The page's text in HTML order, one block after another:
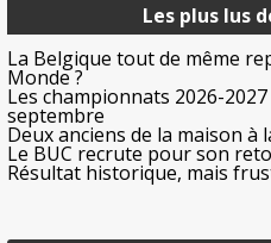
Les plus lus
La Belgique tout de même
Monde ?
Les championnats 2026-
septembre
Deux anciens de la maison à
Le BUC recrute pour son
Résultat historique, mais